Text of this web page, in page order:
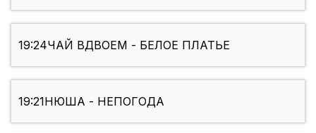
19:24ЧАЙ ВДВОЕМ - БЕЛОЕ ПЛАТЬЕ
19:21НЮША - НЕПОГОДА